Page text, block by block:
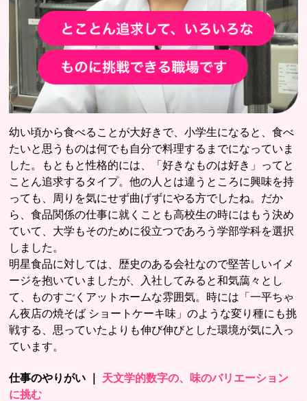
幼い頃から食べることが大好きで、小学生になると、食べ
たいと思うものは何でも自分で料理するまでになっていま
した。もともと性格的には、「好きなものは好き」ってと
ことん追求するタイプ。他の人とは違うところに興味を持
っても、周りを気にせず曲げずにやる方でしたね。だか
ら、食品関係の仕事に就くことも高校生の時にはもう決め
ていて、大学もそのために役立つであろう学部学科を選択
しました。
明星食品に対しては、歴史のある会社なので堅苦しいイメ
ージを抱いていましたが、入社してみると和気藹々とし
て、ものすごくアットホームな雰囲気。時には「一平ちゃ
ん夜店の焼そば ショートケーキ味」のような変り種にも挑
戦する、思っていたよりも伸び伸びとした環境が気に入っ
ています。
仕事のやりがい ｜ 天文学的数字の、味のバリエーション
に挑む